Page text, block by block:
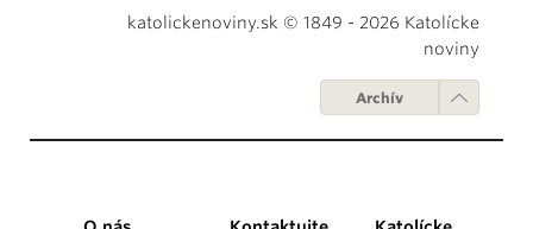
katolickenoviny.sk © 1849 - 2026 Katolícke
noviny
Archív